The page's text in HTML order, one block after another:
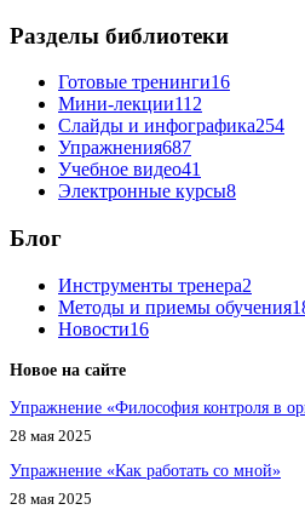
Разделы библиотеки
Готовые тренинги16
Мини-лекции112
Слайды и инфографика254
Упражнения687
Учебное видео41
Электронные курсы8
Блог
Инструменты тренера2
Методы и приемы обучения
Новости16
Новое на сайте
Упражнение «Философия контроля в
28 мая 2025
Упражнение «Как работать со мной»
28 мая 2025